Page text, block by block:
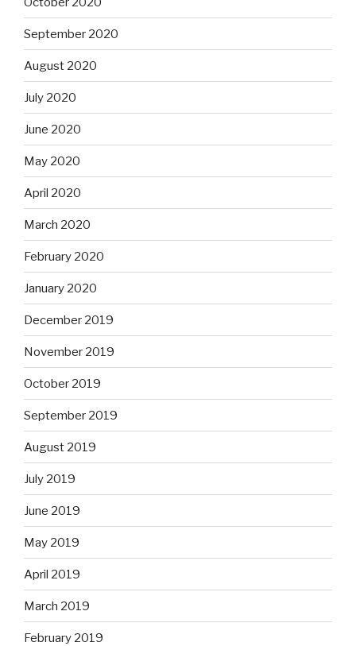
September 2020
August 2020
July 2020
June 2020
May 2020
April 2020
March 2020
February 2020
January 2020
December 2019
November 2019
October 2019
September 2019
August 2019
July 2019
June 2019
May 2019
April 2019
March 2019
February 2019